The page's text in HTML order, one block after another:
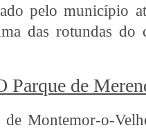
pelo município
das rotundas do
Parque de
de Montemor-o-